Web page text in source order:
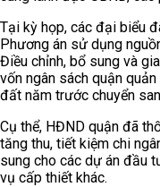
Tại kỳ họp, các đại biểu
Phương án sử dụng
Điều chỉnh, bổ sung và
vốn ngân sách quận
đất năm trước chuyển
Cụ thể, HĐND quận đã
tăng thu, tiết kiệm chi
sung cho các dự án đầu
vụ cấp thiết khác.